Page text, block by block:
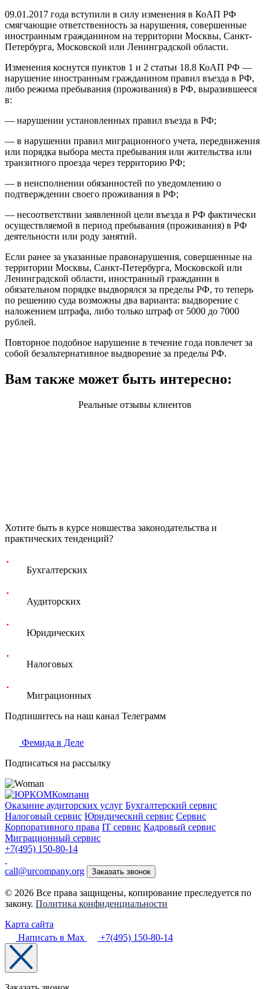
09.01.2017 года вступили в силу изменения в КоАП РФ
смягчающие ответственность за нарушения, совершенные
иностранным гражданином на территории Москвы, Санкт-
Петербурга, Московской или Ленинградской области.
Изменения коснутся пунктов 1 и 2 статьи 18.8 КоАП РФ —
нарушение иностранным гражданином правил въезда в РФ,
либо режима пребывания (проживания) в РФ, выразившееся
в:
— нарушении установленных правил въезда в РФ;
— в нарушении правил миграционного учета, передвижения
или порядка выбора места пребывания или жительства или
транзитного проезда через территорию РФ;
— в неисполнении обязанностей по уведомлению о
подтверждении своего проживания в РФ;
— несоответствии заявленной цели въезда в РФ фактически
осуществляемой в период пребывания (проживания) в РФ
деятельности или роду занятий.
Если ранее за указанные правонарушения, совершенные на
территории Москвы, Санкт-Петербурга, Московской или
Ленинградской области, иностранный гражданин в
обязательном порядке выдворялся за пределы РФ, то теперь
по решению суда возможны два варианта: выдворение с
наложением штрафа, либо только штраф от 5000 до 7000
рублей.
Повторное подобное нарушение в течение года повлечет за
собой безальтернативное выдворение за пределы РФ.
Вам также может быть интересно:
Реальные отзывы клиентов
Хотите быть в курсе новшества законодательства и
практических тенденций?
Бухгалтерских
Аудиторских
Юридических
Налоговых
Миграционных
Подпишитесь на наш канал Телеграмм
Фемида в Деле
Подписаться на рассылку
Оказание аудиторских услуг Бухгалтерский сервис
Налоговый сервис Юридический сервис Сервис
Корпоративного права IT сервис Кадровый сервис
Миграционный сервис
+7(495) 150-80-14
call@urcompany.org Заказать звонок
© 2026 Все права защищены, копирование преследуется по
закону. Политика конфиденциальности
Карта сайта
Написать в Max
+7(495) 150-80-14